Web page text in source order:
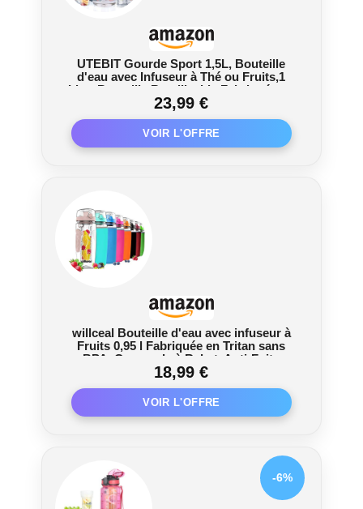
UTEBIT Gourde Sport 1,5L, Bouteille
d'eau avec Infuseur à Thé ou Fruits,1
Litre Bouteille Reutilisable Fabriquée en
Tritan sans BPA avec Marqueur de
Camping, Bureau
23,99 €
willceal Bouteille d'eau avec infuseur à
Fruits 0,95 l Fabriquée en Tritan sans
BPA, Couvercle à Rabat, Anti-Fuite
Convient pour Le Sports et Le Camping
(Or rose)
18,99 €
-6%